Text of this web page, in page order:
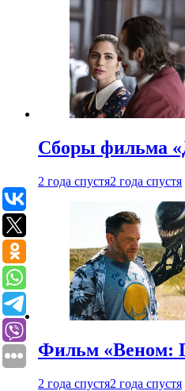
Сборы фильма
2 года спустя2 года спустя
Фильм «Веном:
2 года спустя2 года спустя